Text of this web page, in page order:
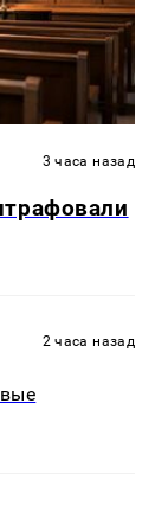
3 часа назад
2 часа назад